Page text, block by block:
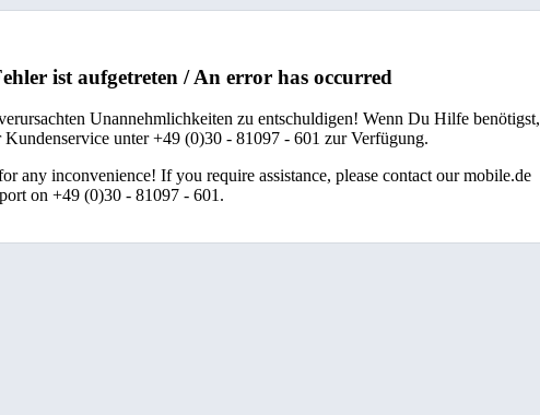
ist aufgetreten / An error has occurred
Unannehmlichkeiten zu entschuldigen! Wenn Du Hilfe benötigst,
Kundenservice unter +49 (0)30 - 81097 - 601 zur Verfügung.
any inconvenience! If you require assistance, please contact our mobile.de
on +49 (0)30 - 81097 - 601.